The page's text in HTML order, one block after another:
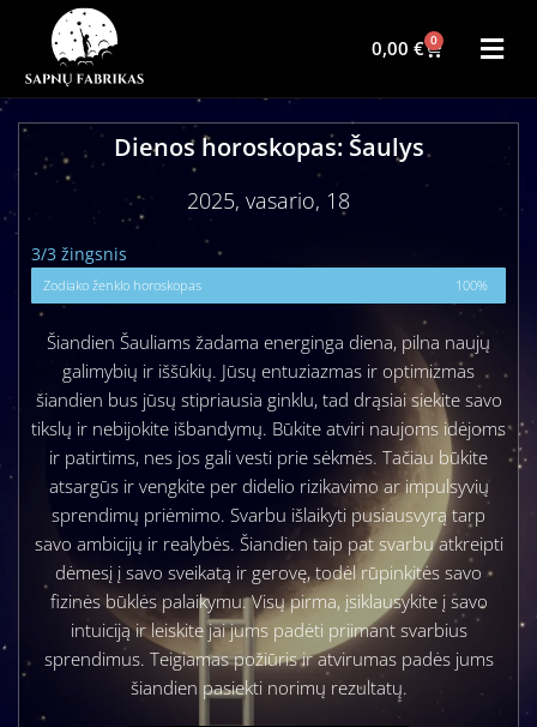
0,00 € 0
Dienos horoskopas: Šaulys
2025, vasario, 18
3/3 žingsnis
Zodiako ženklo horoskopas 100%
Šiandien Šauliams žadama energinga diena, pilna naujų
galimybių ir iššūkių. Jūsų entuziazmas ir optimizmas
šiandien bus jūsų stipriausia ginklu, tad drąsiai siekite savo
tikslų ir nebijokite išbandymų. Būkite atviri naujoms idėjoms
ir patirtims, nes jos gali vesti prie sėkmės. Tačiau būkite
atsargūs ir vengkite per didelio rizikavimo ar impulsyvių
sprendimų priėmimo. Svarbu išlaikyti pusiausvyrą tarp
savo ambicijų ir realybės. Šiandien taip pat svarbu atkreipti
dėmesį į savo sveikatą ir gerovę, todėl rūpinkitės savo
fizinės būklės palaikymu. Visų pirma, įsiklausykite į savo
intuiciją ir leiskite jai jums padėti priimant svarbius
sprendimus. Teigiamas požiūris ir atvirumas padės jums
šiandien pasiekti norimų rezultatų.